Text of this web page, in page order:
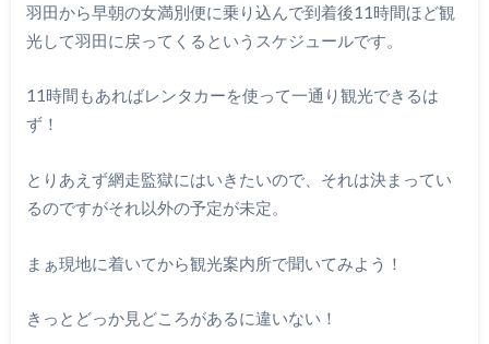
羽田から早朝の女満別便に乗り込んで到着後11時間ほど観
光して羽田に戻ってくるというスケジュールです。
11時間もあればレンタカーを使って一通り観光できるは
ず！
とりあえず網走監獄にはいきたいので、それは決まってい
るのですがそれ以外の予定が未定。
まぁ現地に着いてから観光案内所で聞いてみよう！
きっとどっか見どころがあるに違いない！